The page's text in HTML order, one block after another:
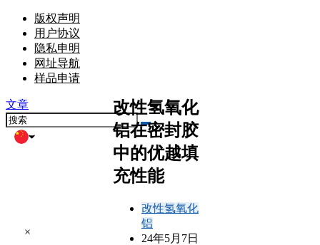
版权声明
用户协议
隐私申明
网址导航
样品申请
文章
×
改性氢氧化
铝在密封胶
中的优越填
充性能
改性氢氧化
铝
24年5月7日